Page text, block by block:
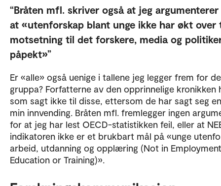
Bråten mfl. skriver også at jeg
at «utenforskap blant unge ikke har økt over
motsetning til det forskere, media og
påpekt»
Er «alle» også uenige i tallene jeg legger frem for
gruppa? Forfatterne av den opprinnelige kronikken
som sagt ikke til disse, ettersom de har sagt seg
min innvending. Bråten mfl. fremlegger ingen
for at jeg har lest OECD-statistikken feil, eller at
indikatoren ikke er et brukbart mål på «unge
arbeid, utdanning og opplæring (Not in
Education or Training)».